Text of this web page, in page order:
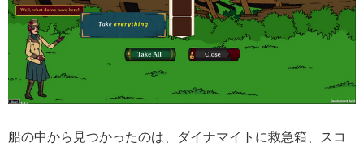
船の中から見つかったのは、ダイナマイトに救急箱、スコ